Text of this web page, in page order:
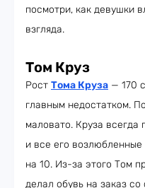
посмотри, как девушки
взгляда.
Том Круз
Рост Тома Круза — 170
главным недостатком.
маловато. Круза
и все его
на 10. Из-за этого Том
делал обувь на заказ